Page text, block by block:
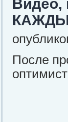
Видео,
После